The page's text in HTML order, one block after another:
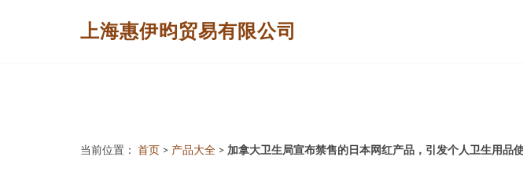
上海惠伊昀贸易有限公司
当前位置： 首页 > 产品大全 > 加拿大卫生局宣布禁售的日本网红产品，引发个人卫生用品